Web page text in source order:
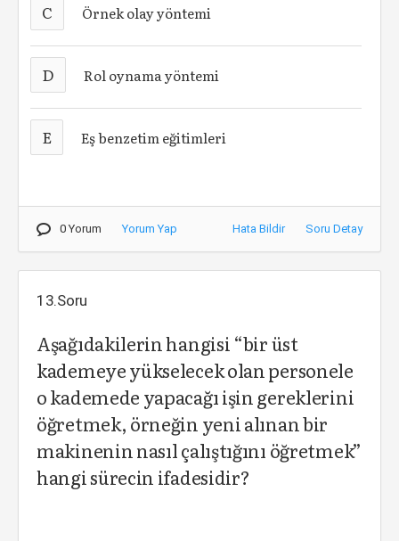
C Örnek olay yöntemi
D Rol oynama yöntemi
E Eş benzetim eğitimleri
0 Yorum Yorum Yap Hata Bildir Soru Detay
13.Soru
Aşağıdakilerin hangisi “bir üst
kademeye yükselecek olan personele
o kademede yapacağı işin gereklerini
öğretmek, örneğin yeni alınan bir
makinenin nasıl çalıştığını öğretmek”
hangi sürecin ifadesidir?